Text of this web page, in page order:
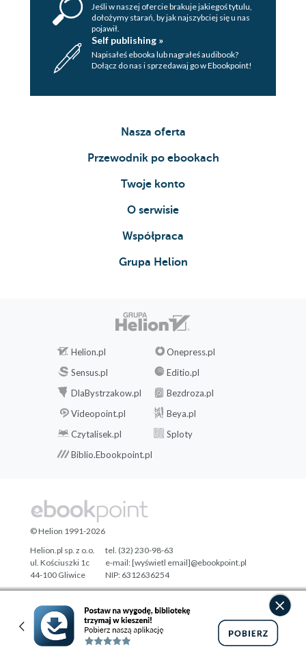
Jeśli w naszej ofercie brakuje jakiegoś tytulu,
dołożymy starań, by jak najszybciej się u nas
pojawił.
Self publishing »
Napisałeś ebooka lub nagrałeś audibook?
Dołącz do nas i sprzedawaj go w Ebookpoint!
Nasza oferta
Przewodnik po ebookach
Twoje konto
O serwisie
Współpraca
Grupa Helion
Helion.pl
Onepress.pl
Sensus.pl
Editio.pl
DlaBystrzakow.pl
Bezdroza.pl
Videopoint.pl
Beya.pl
Czytalisek.pl
Sploty
Biblio.Ebookpoint.pl
Designed with ♥ byTonik.pl
© Helion 1991-2026
Helion.pl sp. z o.o.
ul. Kościuszki 1c
44-100 Gliwice
tel. (32) 230-98-63
e-mail:[wyświetl email]@ebookpoint.pl
NIP: 6312636254
Regon: 241989027
Pełna wersja strony »